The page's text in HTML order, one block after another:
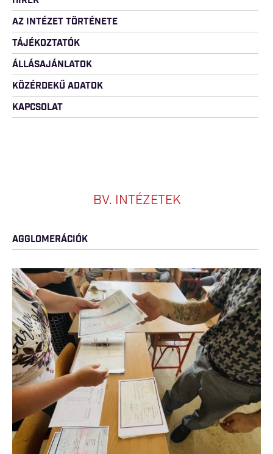
AZ INTÉZET TÖRTÉNETE
TÁJÉKOZTATÓK
ÁLLÁSAJÁNLATOK
KÖZÉRDEKŰ ADATOK
KAPCSOLAT
BV. INTÉZETEK
AGGLOMERÁCIÓK